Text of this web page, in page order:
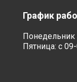
График
Понедельник
Пятница: с